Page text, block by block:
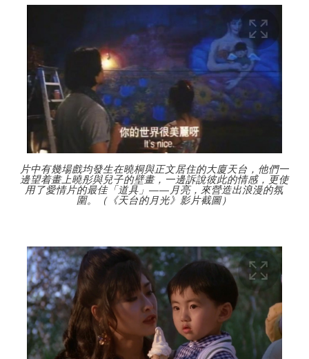
片中有幾場戲均發生在曉桐與正文居住的大廈天台，他們一
邊望着畫上曉彤與兒子的壁畫，一邊訴說彼此的情感，更使
用了愛情片的最佳「道具」——月亮，來營造出浪漫的氛
圍。（《天台的月光》影片截圖）